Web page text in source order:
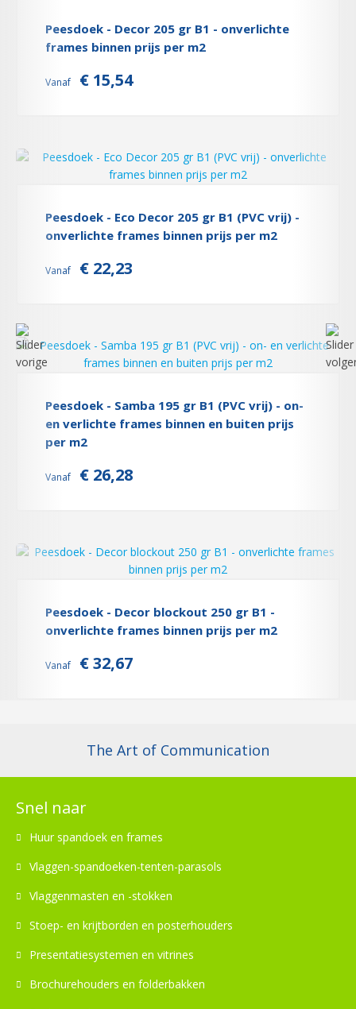
Peesdoek - Decor 205 gr B1 - onverlichte
frames binnen prijs per m2
Vanaf € 15,54
Peesdoek - Eco Decor 205 gr B1 (PVC vrij) -
onverlichte frames binnen prijs per m2
Vanaf € 22,23
Peesdoek - Samba 195 gr B1 (PVC vrij) - on-
en verlichte frames binnen en buiten prijs
per m2
Vanaf € 26,28
Peesdoek - Decor blockout 250 gr B1 -
onverlichte frames binnen prijs per m2
Vanaf € 32,67
The Art of Communication
Snel naar
Huur spandoek en frames
Vlaggen-spandoeken-tenten-parasols
Vlaggenmasten en -stokken
Stoep- en krijtborden en posterhouders
Presentatiesystemen en vitrines
Brochurehouders en folderbakken